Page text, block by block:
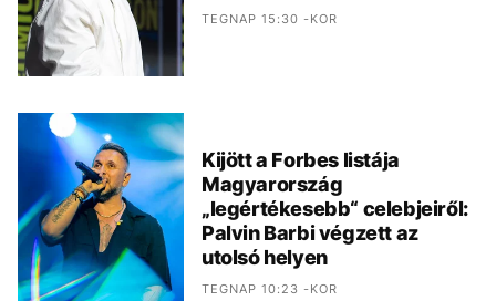
TEGNAP 15:30 -KOR
Kijött a Forbes listája
Magyarország
„legértékesebb“ celebjeiről:
Palvin Barbi végzett az
utolsó helyen
TEGNAP 10:23 -KOR